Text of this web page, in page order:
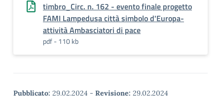
timbro_Circ. n. 162 - evento finale progetto
FAMI Lampedusa città simbolo d'Europa-
attività Ambasciatori di pace
pdf - 110 kb
Pubblicato: 29.02.2024 - Revisione: 29.02.2024